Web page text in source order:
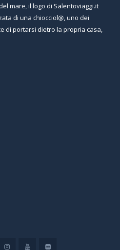
mare, il logo di Salentoviaggi.it
di una chiocciol@, uno dei
di portarsi dietro la propria casa,